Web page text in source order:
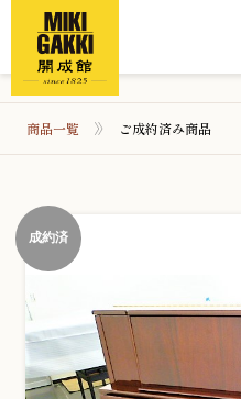
便利なサービス
開成館を知る
音楽教室・イベント情報
商品一覧 ご成約済み商品
成約済